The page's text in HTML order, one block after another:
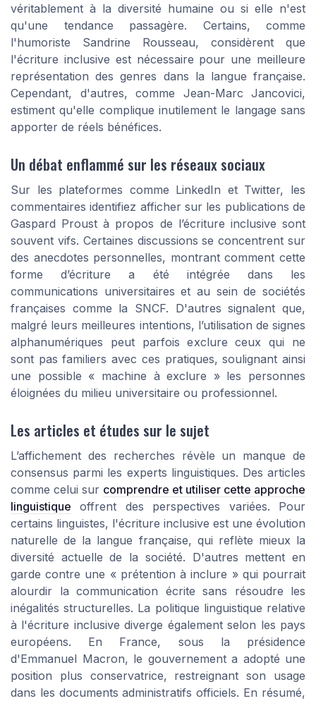
véritablement à la diversité humaine ou si elle n'est
qu'une tendance passagère. Certains, comme
l'humoriste Sandrine Rousseau, considèrent que
l'écriture inclusive est nécessaire pour une meilleure
représentation des genres dans la langue française.
Cependant, d'autres, comme Jean-Marc Jancovici,
estiment qu'elle complique inutilement le langage sans
apporter de réels bénéfices.
Un débat enflammé sur les réseaux sociaux
Sur les plateformes comme LinkedIn et Twitter, les
commentaires identifiez afficher sur les publications de
Gaspard Proust à propos de l’écriture inclusive sont
souvent vifs. Certaines discussions se concentrent sur
des anecdotes personnelles, montrant comment cette
forme d’écriture a été intégrée dans les
communications universitaires et au sein de sociétés
françaises comme la SNCF. D'autres signalent que,
malgré leurs meilleures intentions, l’utilisation de signes
alphanumériques peut parfois exclure ceux qui ne
sont pas familiers avec ces pratiques, soulignant ainsi
une possible « machine à exclure » les personnes
éloignées du milieu universitaire ou professionnel.
Les articles et études sur le sujet
L’affichement des recherches révèle un manque de
consensus parmi les experts linguistiques. Des articles
comme celui sur comprendre et utiliser cette approche
linguistique offrent des perspectives variées. Pour
certains linguistes, l'écriture inclusive est une évolution
naturelle de la langue française, qui reflète mieux la
diversité actuelle de la société. D'autres mettent en
garde contre une « prétention à inclure » qui pourrait
alourdir la communication écrite sans résoudre les
inégalités structurelles. La politique linguistique relative
à l'écriture inclusive diverge également selon les pays
européens. En France, sous la présidence
d'Emmanuel Macron, le gouvernement a adopté une
position plus conservatrice, restreignant son usage
dans les documents administratifs officiels. En résumé,